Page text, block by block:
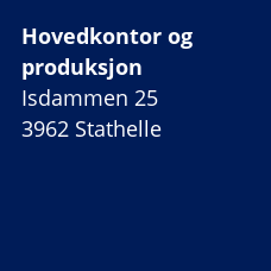
Hovedkontor og
produksjon
Isdammen 25
3962 Stathelle